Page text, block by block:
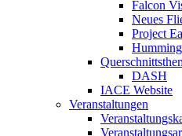
Falcon
Neues
Project
DASH
IACE Website
Veranstaltungen